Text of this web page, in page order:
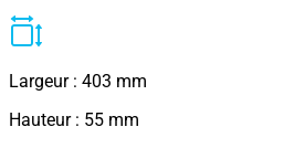
Largeur : 403 mm
Hauteur : 55 mm